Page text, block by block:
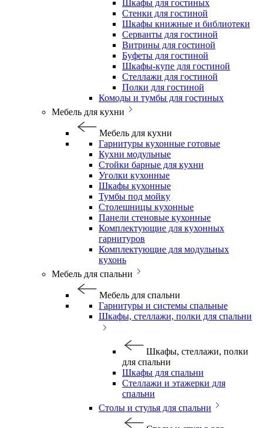
Шкафы для гостиных
Стенки для гостиной
Шкафы книжные и библиотеки
Серванты для гостиной
Витрины для гостиной
Буфеты для гостиной
Шкафы-купе для гостиной
Стеллажи для гостиной
Полки для гостиной
Комоды и тумбы для гостиных
Мебель для кухни
Мебель для кухни
Гарнитуры кухонные готовые
Кухни модульные
Стойки барные для кухни
Уголки кухонные
Шкафы кухонные
Тумбы под мойку
Столешницы кухонные
Панели стеновые кухонные
Комплектующие для кухонных
гарнитуров
Комплектующие для модульных
кухонь
Мебель для спальни
Мебель для спальни
Гарнитуры и системы спальные
Шкафы, стеллажи, полки для спальни
Шкафы, стеллажи, полки
для спальни
Шкафы для спальни
Стеллажи и этажерки для
спальни
Столы и стулья для спальни